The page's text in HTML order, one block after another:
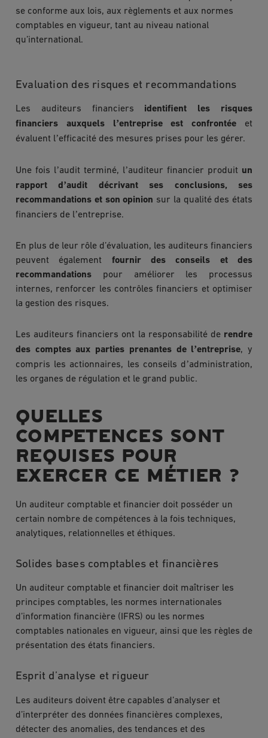
se conforme aux lois, aux règlements et aux normes
comptables en vigueur, tant au niveau national
qu’international.
Evaluation des risques et recommandations
Les auditeurs financiers identifient les risques
financiers auxquels l’entreprise est confrontée et
évaluent l’efficacité des mesures prises pour les gérer.
Une fois l’audit terminé, l’auditeur financier produit un
rapport d ’audit décrivant ses conclusions, ses
recommandations et son opinion sur la qualité des états
financiers de l’entreprise.
En plus de leur rôle d’évaluation, les auditeurs financiers
peuvent également fournir des conseils et des
recommandations pour améliorer les processus
internes, renforcer les contrôles financiers et optimiser
la gestion des risques.
Les auditeurs financiers ont la responsabilité de rendre
des comptes aux parties prenantes de l’entreprise, y
compris les actionnaires, les conseils d ’administration,
les organes de régulation et le grand public.
QUELLES
COMPETENCES SONT
REQUISES POUR
EXERCER CE MÉTIER ?
Un auditeur comptable et financier doit posséder un
certain nombre de compétences à la fois techniques,
analytiques, relationnelles et éthiques.
Solides bases comptables et financières
Un auditeur comptable et financier doit maîtriser les
principes comptables, les normes internationales
d’information financière (IFRS) ou les normes
comptables nationales en vigueur, ainsi que les règles de
présentation des états financiers.
Esprit d’analyse et rigueur
Les auditeurs doivent être capables d’analyser et
d’interpréter des données financières complexes,
détecter des anomalies, des tendances et des